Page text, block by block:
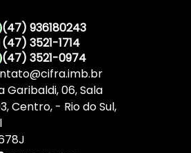
(47) 936180243
(47) 3521-1714
(47) 3521-0974
Garibaldi,06,Sala
,Centro, Rio do Sul,